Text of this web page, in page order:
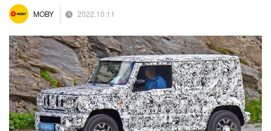
MOBY 2022.10.11